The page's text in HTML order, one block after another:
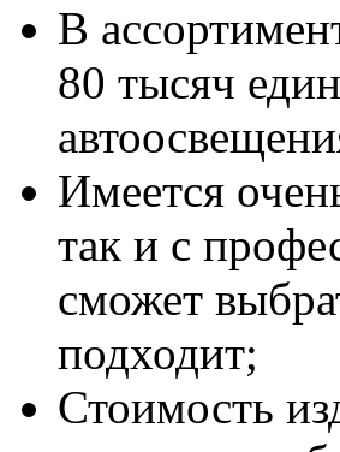
В
80 тысяч
Имеется
так и с
сможет
подходит;
Стоимость